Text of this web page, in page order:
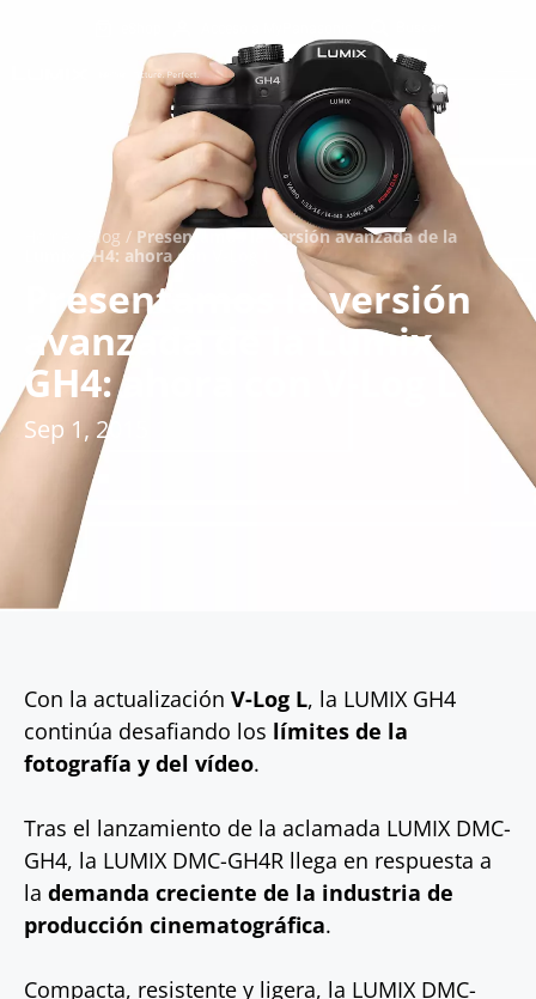
Blog / Presentamos la versión avanzada de la
Lumix GH4: ahora con V-Log L
Presentamos la versión
avanzada de la Lumix
GH4: ahora con V-Log L
Sep 1, 2015
Con la actualización V-Log L, la LUMIX GH4
continúa desafiando los límites de la
fotografía y del vídeo.
Tras el lanzamiento de la aclamada LUMIX DMC-
GH4, la LUMIX DMC-GH4R llega en respuesta a
la demanda creciente de la industria de
producción cinematográfica.
Compacta, resistente y ligera, la LUMIX DMC-